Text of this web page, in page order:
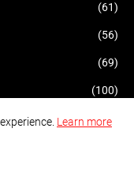
(61)
(56)
(69)
(100)
(112)
Learn more